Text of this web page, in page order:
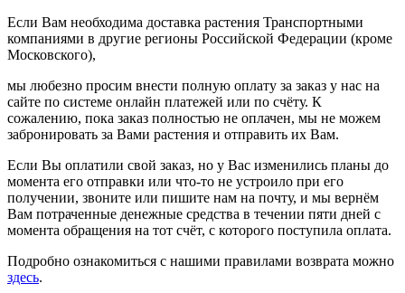
Если Вам необходима доставка растения Транспортными
компаниями в другие регионы Российской Федерации (кроме
Московского),
мы любезно просим внести полную оплату за заказ у нас на
сайте по системе онлайн платежей или по счёту. К
сожалению, пока заказ полностью не оплачен, мы не можем
забронировать за Вами растения и отправить их Вам.
Если Вы оплатили свой заказ, но у Вас изменились планы до
момента его отправки или что-то не устроило при его
получении, звоните или пишите нам на почту, и мы вернём
Вам потраченные денежные средства в течении пяти дней с
момента обращения на тот счёт, с которого поступила оплата.
Подробно ознакомиться с нашими правилами возврата можно
здесь.